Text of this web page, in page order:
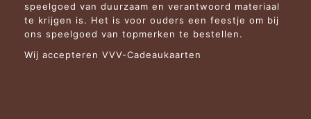
speelgoed van duurzaam en verantwoord materiaal
te krijgen is. Het is voor ouders een feestje om bij
ons speelgoed van topmerken te bestellen.
Wij accepteren VVV-Cadeaukaarten